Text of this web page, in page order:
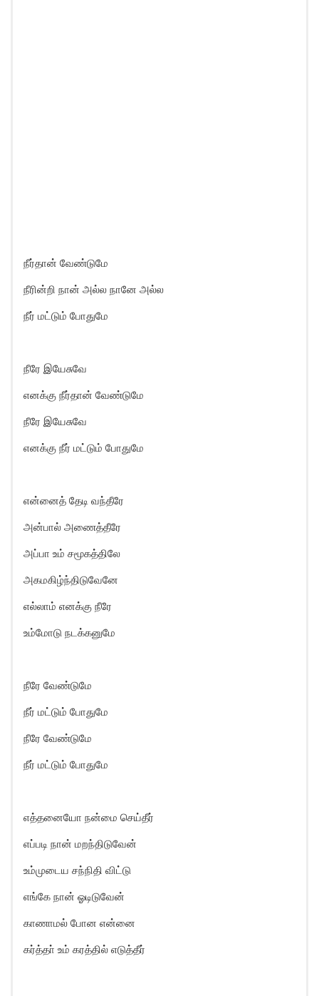
நீர்தான் வேண்டுமே
நீரின்றி நான் அல்ல நானே அல்ல
நீர் மட்டும் போதுமே
நீரே இயேசுவே
எனக்கு நீர்தான் வேண்டுமே
நீரே இயேசுவே
எனக்கு நீர் மட்டும் போதுமே
என்னைத் தேடி வந்தீரே
அன்பால் அணைத்தீரே
அப்பா உம் சமூகத்திலே
அகமகிழ்ந்திடுவேனே
எல்லாம் எனக்கு நீரே
உம்மோடு நடக்கனுமே
நீரே வேண்டுமே
நீர் மட்டும் போதுமே
நீரே வேண்டுமே
நீர் மட்டும் போதுமே
எத்தனையோ நன்மை செய்தீர்
எப்படி நான் மறந்திடுவேன்
உம்முடைய சந்நிதி விட்டு
எங்கே நான் ஓடிடுவேன்
காணாமல் போன என்னை
கர்த்தா் உம் கரத்தில் எடுத்தீர்